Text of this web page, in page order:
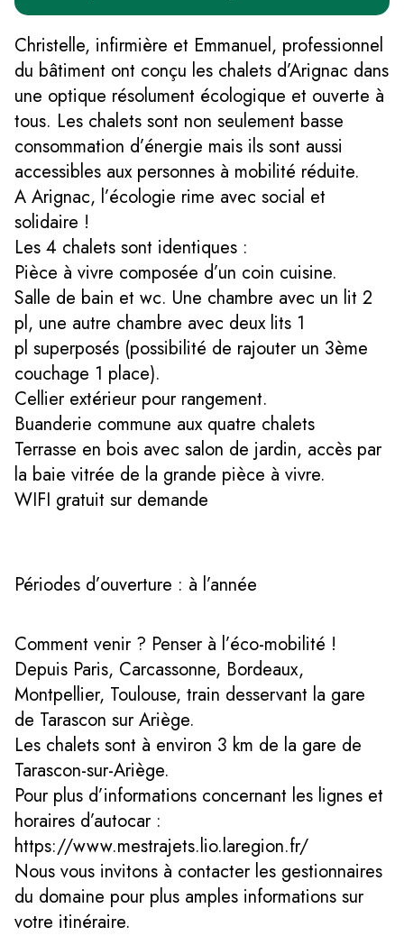
Christelle, infirmière et Emmanuel, professionnel
du bâtiment ont conçu les chalets d’Arignac dans
une optique résolument écologique et ouverte à
tous. Les chalets sont non seulement basse
consommation d’énergie mais ils sont aussi
accessibles aux personnes à mobilité réduite.
A Arignac, l’écologie rime avec social et
solidaire !
Les 4 chalets sont identiques :
Pièce à vivre composée d’un coin cuisine.
Salle de bain et wc. Une chambre avec un lit 2
pl, une autre chambre avec deux lits 1
pl superposés (possibilité de rajouter un 3ème
couchage 1 place).
Cellier extérieur pour rangement.
Buanderie commune aux quatre chalets
Terrasse en bois avec salon de jardin, accès par
la baie vitrée de la grande pièce à vivre.
WIFI gratuit sur demande
Périodes d’ouverture : à l’année
Comment venir ? Penser à l’éco-mobilité !
Depuis Paris, Carcassonne, Bordeaux,
Montpellier, Toulouse, train desservant la gare
de Tarascon sur Ariège.
Les chalets sont à environ 3 km de la gare de
Tarascon-sur-Ariège.
Pour plus d’informations concernant les lignes et
horaires d’autocar :
https://www.mestrajets.lio.laregion.fr/
Nous vous invitons à contacter les gestionnaires
du domaine pour plus amples informations sur
votre itinéraire.